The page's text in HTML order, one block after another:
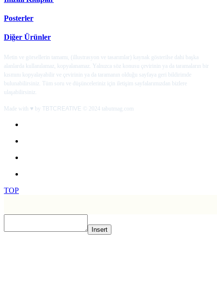
Posterler
Diğer Ürünler
Metin ve görsellerin tamamı, (illustrasyon ve tasarımlar) kaynak gösterilse dahi başka
alanlarda kullanılamaz, kopyalanamaz. Yalnızca söz konusu çevirinin ya da taramaların bir
kısmını kopyalayabilir ve çevirinin ya da taramanın olduğu sayfaya geri bildirimde
bulunabilirsiniz. Tüm soru ve düşünceleriniz için iletişim sayfalarımızdan bizlere
ulaşabilirsiniz.
Made with ♥ by TBTCREATIVE © 2024 tabutmag.com
TOP
Insert